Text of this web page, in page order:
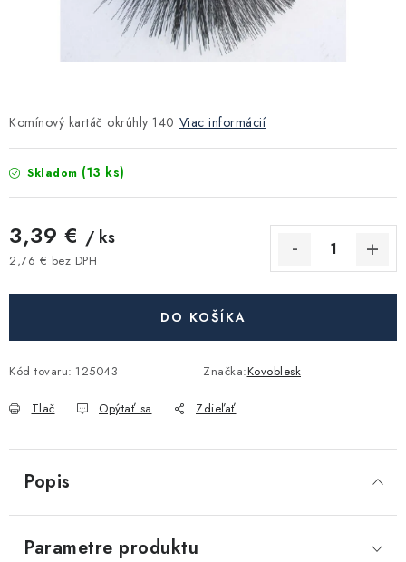
Kúrenie a chladenie
Komíny a dymovody
Čerpadlá a vodárne
Filtrovanie a úprava vody
Vetranie a rekuperácia
Akcie, Zľavy
Reklamačné podmienky
Podmienky ochrany osobných údajov
Obchodné podmienky požičovne náradia
Komínový kartáč okrúhly 140 Viac informácií
Skladom (13 ks)
3,39 € / ks
2,76 € bez DPH
DO KOŠÍKA
Kód tovaru: 125043 Značka:Kovoblesk
Tlač Opýtať sa Zdieľať
Popis
Parametre produktu